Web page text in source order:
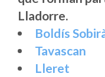
Lladorre.
Boldís
Tavascan
Lleret